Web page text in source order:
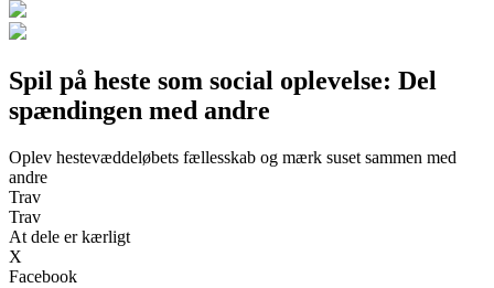
Spil på heste som social oplevelse: Del
spændingen med andre
Oplev hestevæddeløbets fællesskab og mærk suset sammen med
andre
Trav
Trav
At dele er kærligt
X
Facebook